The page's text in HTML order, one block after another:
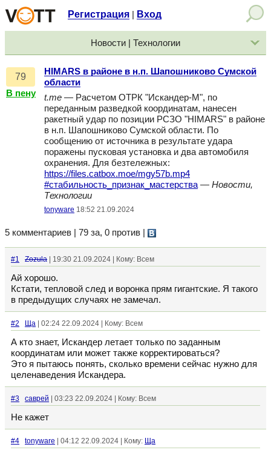
Регистрация Вход
Новости | Технологии
79
В пену
HIMARS в районе в н.п. Шапошниково Сумской
области
t.me — Расчетом ОТРК "Искандер-М", по
переданным разведкой координатам, нанесен
ракетный удар по позиции РСЗО "HIMARS" в районе
в н.п. Шапошниково Сумской области. По
сообщению от источника в результате удара
поражены пусковая установка и два автомобиля
охранения. Для безтележных:
https://files.catbox.moe/mgy57b.mp4
#стабильность_признак_мастерства — Новости,
Технологии
tonyware 18:52 21.09.2024
5 комментариев | 79 за, 0 против
#1 Zozula | 19:30 21.09.2024 | Кому: Всем
Ай хорошо.
Кстати, тепловой след и воронка прям гигантские. Я такого
в предыдущих случаях не замечал.
#2 Ща | 02:24 22.09.2024 | Кому: Всем
А кто знает, Искандер летает только по заданным
координатам или может также корректироваться?
Это я пытаюсь понять, сколько времени сейчас нужно для
целенаведения Искандера.
#3 саврей | 03:23 22.09.2024 | Кому: Всем
Не кажет
#4 tonyware | 04:12 22.09.2024 | Кому: Ща